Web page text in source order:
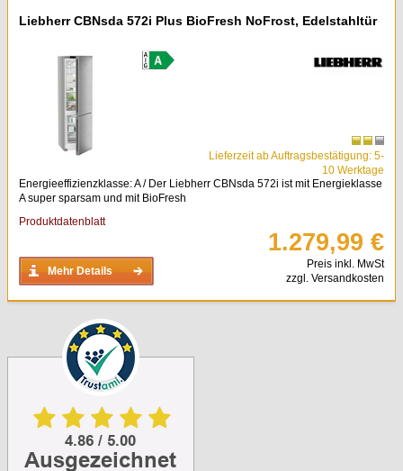
Liebherr CBNsda 572i Plus BioFresh NoFrost, Edelstahltür
Lieferzeit ab Auftragsbestätigung: 5-
10 Werktage
Energieeffizienzklasse: A / Der Liebherr CBNsda 572i ist mit Energieklasse
A super sparsam und mit BioFresh
Produktdatenblatt
Mehr Details
1.279,99 €
Preis inkl. MwSt
zzgl. Versandkosten